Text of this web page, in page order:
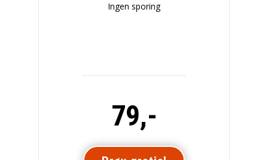
Ingen sporing
79,-